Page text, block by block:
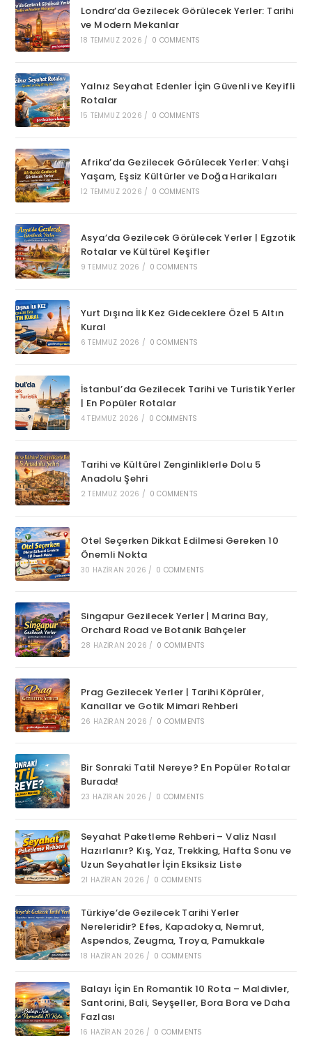
Londra’da Gezilecek Görülecek Yerler: Tarihi
ve Modern Mekanlar
18 TEMMUZ 2026 / 0 COMMENTS
Yalnız Seyahat Edenler İçin Güvenli ve Keyifli
Rotalar
15 TEMMUZ 2026 / 0 COMMENTS
Afrika’da Gezilecek Görülecek Yerler: Vahşi
Yaşam, Eşsiz Kültürler ve Doğa Harikaları
12 TEMMUZ 2026 / 0 COMMENTS
Asya’da Gezilecek Görülecek Yerler | Egzotik
Rotalar ve Kültürel Keşifler
9 TEMMUZ 2026 / 0 COMMENTS
Yurt Dışına İlk Kez Gideceklere Özel 5 Altın
Kural
6 TEMMUZ 2026 / 0 COMMENTS
İstanbul’da Gezilecek Tarihi ve Turistik Yerler
| En Popüler Rotalar
4 TEMMUZ 2026 / 0 COMMENTS
Tarihi ve Kültürel Zenginliklerle Dolu 5
Anadolu Şehri
2 TEMMUZ 2026 / 0 COMMENTS
Otel Seçerken Dikkat Edilmesi Gereken 10
Önemli Nokta
30 HAZIRAN 2026 / 0 COMMENTS
Singapur Gezilecek Yerler | Marina Bay,
Orchard Road ve Botanik Bahçeler
28 HAZIRAN 2026 / 0 COMMENTS
Prag Gezilecek Yerler | Tarihi Köprüler,
Kanallar ve Gotik Mimari Rehberi
26 HAZIRAN 2026 / 0 COMMENTS
Bir Sonraki Tatil Nereye? En Popüler Rotalar
Burada!
23 HAZIRAN 2026 / 0 COMMENTS
Seyahat Paketleme Rehberi – Valiz Nasıl
Hazırlanır? Kış, Yaz, Trekking, Hafta Sonu ve
Uzun Seyahatler İçin Eksiksiz Liste
21 HAZIRAN 2026 / 0 COMMENTS
Türkiye’de Gezilecek Tarihi Yerler
Nereleridir? Efes, Kapadokya, Nemrut,
Aspendos, Zeugma, Troya, Pamukkale
18 HAZIRAN 2026 / 0 COMMENTS
Balayı İçin En Romantik 10 Rota – Maldivler,
Santorini, Bali, Seyşeller, Bora Bora ve Daha
Fazlası
16 HAZIRAN 2026 / 0 COMMENTS